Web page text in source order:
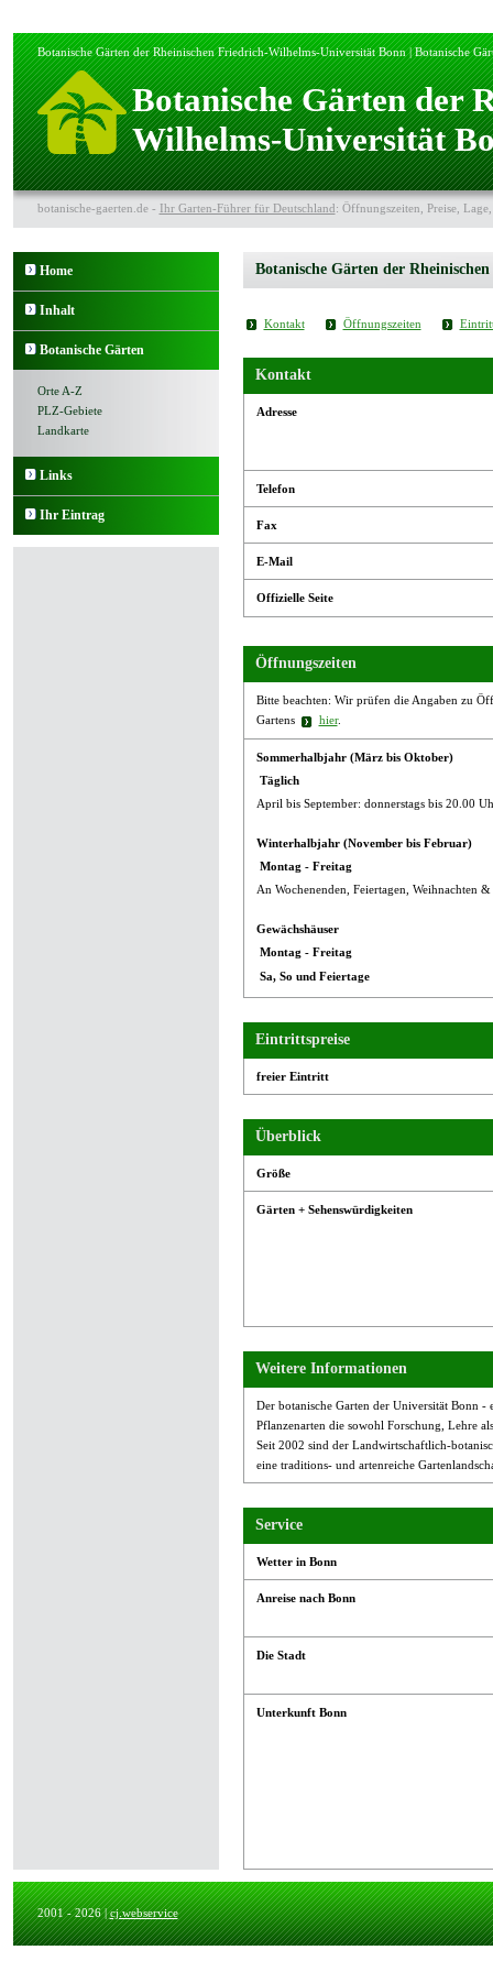
Botanische Gärten der Rheinischen Friedrich-Wilhelms-Universität Bonn | Botanische
Botanische Gärten der
Wilhelms-Universität
botanische-gaerten.de - Ihr Garten-Führer für Deutschland: Öffnungszeiten, Preise,
Home
Inhalt
Botanische Gärten
Orte A-Z
PLZ-Gebiete
Landkarte
Links
Ihr Eintrag
Botanische Gärten der
Kontakt Öffnungszeiten
Kontakt
Adresse
Telefon
Fax
E-Mail
Offizielle Seite
Öffnungszeiten
Bitte beachten: Wir prüfen die Angaben zu
Gartens
hier.
Sommerhalbjahr (März bis Oktober)
Täglich
April bis September: donnerstags bis 20.00
Winterhalbjahr (November bis Februar)
Montag - Freitag
An Wochenenden, Feiertagen, Weihnachten
Gewächshäuser
Montag - Freitag
Sa, So und Feiertage
Eintrittspreise
freier Eintritt
Überblick
Größe
Gärten + Sehenswürdigkeiten
Weitere Informationen
Der botanische Garten der Universität Bonn -
Pflanzenarten die sowohl Forschung, Lehre
Seit 2002 sind der Landwirtschaftlich-
eine traditions- und artenreiche
Service
Wetter in Bonn
Anreise nach Bonn
Die Stadt
Unterkunft Bonn
2001 - 2026 |cj.webservice